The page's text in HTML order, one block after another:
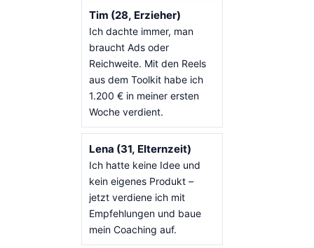
Tim (28, Erzieher)
Ich dachte immer, man
braucht Ads oder
Reichweite. Mit den Reels
aus dem Toolkit habe ich
1.200 € in meiner ersten
Woche verdient.
Lena (31, Elternzeit)
Ich hatte keine Idee und
kein eigenes Produkt –
jetzt verdiene ich mit
Empfehlungen und baue
mein Coaching auf.